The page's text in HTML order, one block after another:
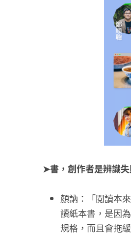
➤書，創作者是辨識
顏訥：「閱讀本
讀紙本書，是因
規格，而且會拖